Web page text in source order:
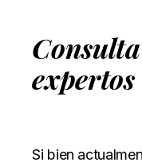
expertos
Si bien